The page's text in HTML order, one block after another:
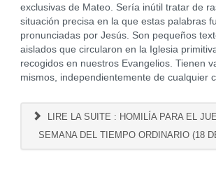
exclusivas de Mateo. Sería inútil tratar de
situación precisa en la que estas palabras
pronunciadas por Jesús. Son pequeños
aislados que circularon en la Iglesia
recogidos en nuestros Evangelios. Tienen
mismos, independientemente de cualquier
LIRE LA SUITE : HOMILÍA PARA EL
SEMANA DEL TIEMPO ORDINARIO (18